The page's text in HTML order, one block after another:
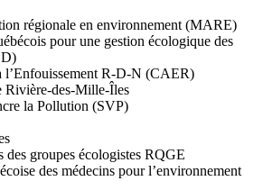
régionale en environnement (MARE)
pour une gestion écologique des
l’Enfouissement R-D-N (CAER)
Rivière-des-Mille-Îles
la Pollution (SVP)
des groupes écologistes RQGE
des médecins pour l’environnement